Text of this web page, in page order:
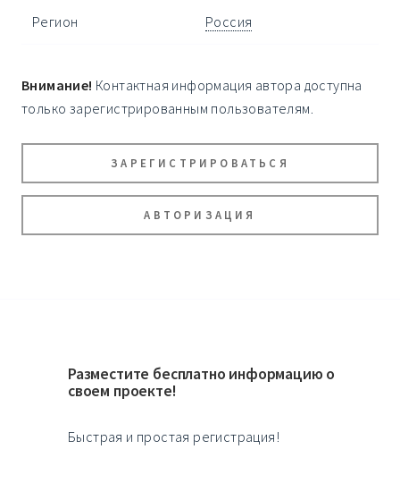
Регион Россия
Внимание! Контактная информация автора доступна
только зарегистрированным пользователям.
ЗАРЕГИСТРИРОВАТЬСЯ
АВТОРИЗАЦИЯ
Разместите бесплатно информацию о
своем проекте!
Быстрая и простая регистрация!